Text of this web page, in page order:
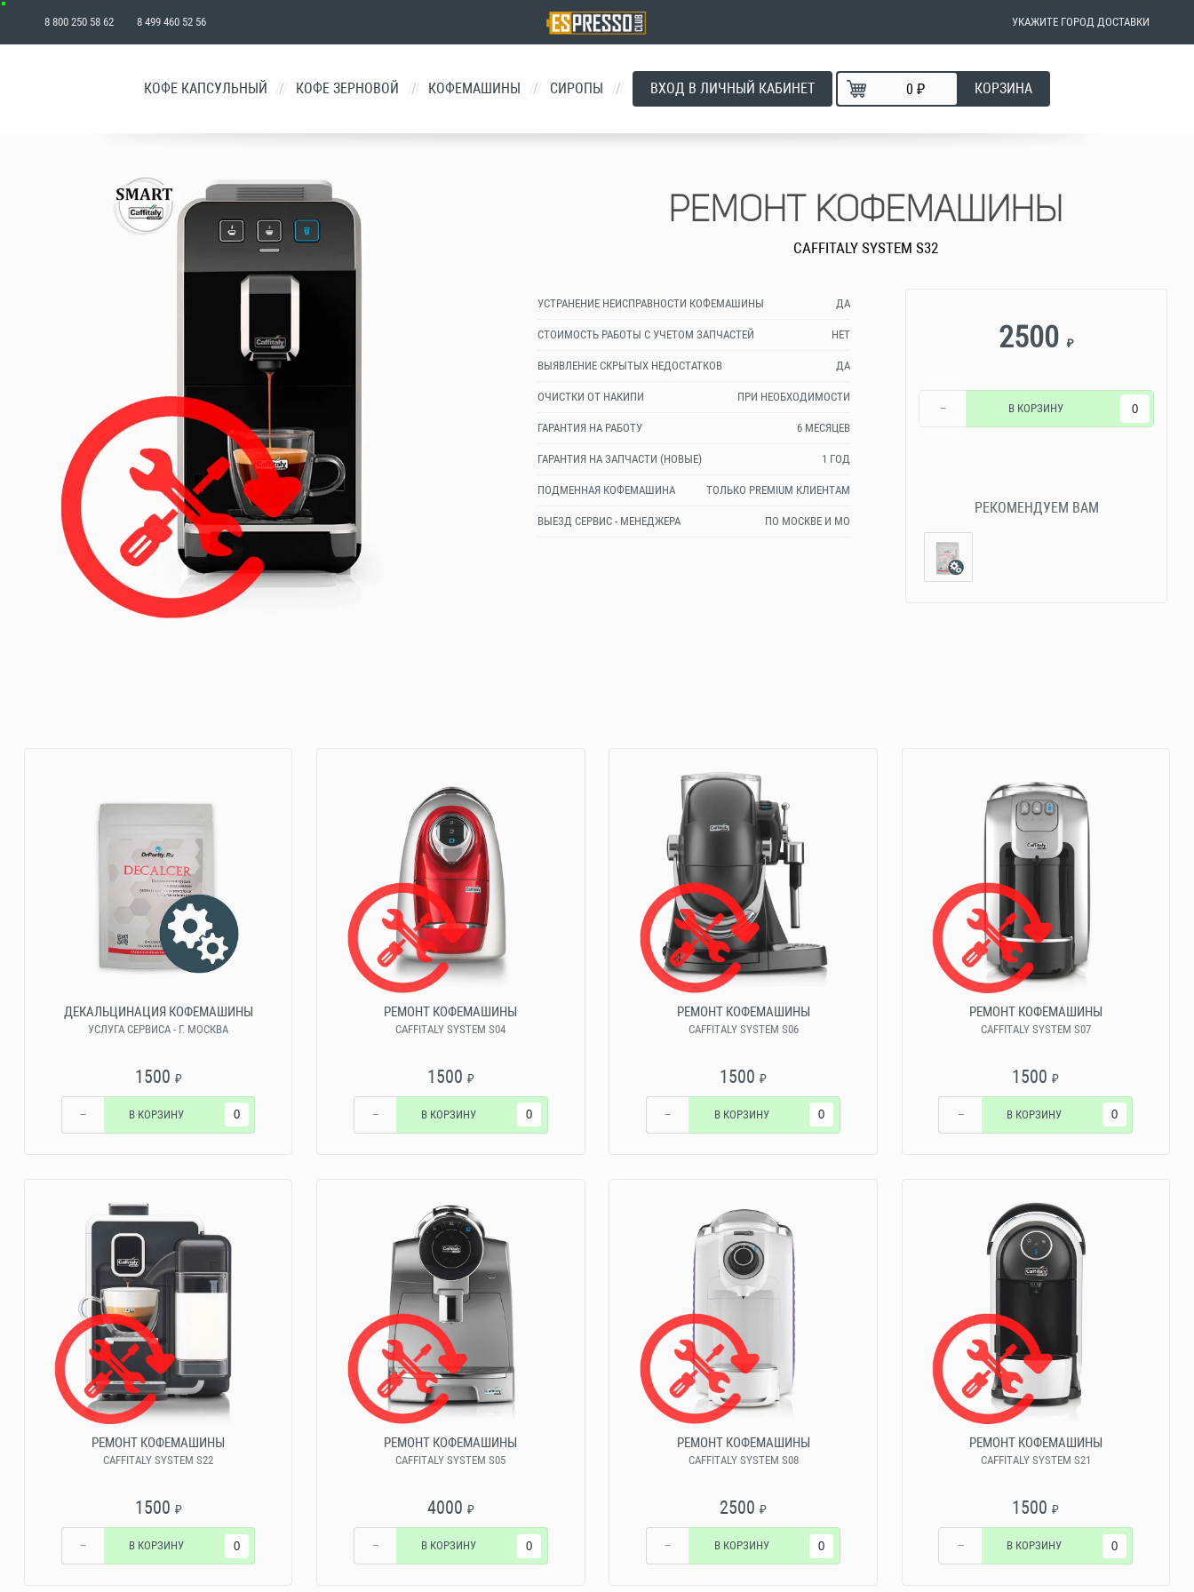
8 800 250 58 62 8 499 460 52 56 УКАЖИТЕ ГОРОД ДОСТАВКИ
КОФЕ КАПСУЛЬНЫЙ / КОФЕ ЗЕРНОВОЙ / КОФЕМАШИНЫ / СИРОПЫ / ВХОД В ЛИЧНЫЙ КАБИНЕТ ₽ КОРЗИНА
РЕМОНТ КОФЕМАШИНЫ
CAFFITALY SYSTEM S32
УСТРАНЕНИЕ НЕИСПРАВНОСТИ КОФЕМАШИНЫ ДА
СТОИМОСТЬ РАБОТЫ С УЧЕТОМ ЗАПЧАСТЕЙ НЕТ
ВЫЯВЛЕНИЕ СКРЫТЫХ НЕДОСТАТКОВ ДА
ОЧИСТКИ ОТ НАКИПИ ПРИ НЕОБХОДИМОСТИ
ГАРАНТИЯ НА РАБОТУ 6 МЕСЯЦЕВ
ГАРАНТИЯ НА ЗАПЧАСТИ (НОВЫЕ) 1 ГОД
ПОДМЕННАЯ КОФЕМАШИНА ТОЛЬКО PREMIUM КЛИЕНТАМ
ВЫЕЗД СЕРВИС - МЕНЕДЖЕРА ПО МОСКВЕ И МО
2500 ₽
− В КОРЗИНУ
РЕКОМЕНДУЕМ ВАМ
ДЕКАЛЬЦИНАЦИЯ КОФЕМАШИНЫ
УСЛУГА СЕРВИСА - Г. МОСКВА
1500 ₽
− В КОРЗИНУ
РЕМОНТ КОФЕМАШИНЫ
CAFFITALY SYSTEM S04
1500 ₽
− В КОРЗИНУ
РЕМОНТ КОФЕМАШИНЫ
CAFFITALY SYSTEM S06
1500₽
− В КОРЗИНУ
РЕМОНТ КОФЕМАШИНЫ
CAFFITALY SYSTEM S07
1500₽
− В КОРЗИНУ
РЕМОНТ КОФЕМАШИНЫ
CAFFITALY SYSTEM S22
1500 ₽
− В КОРЗИНУ
РЕМОНТ КОФЕМАШИНЫ
CAFFITALY SYSTEM S05
4000 ₽
− В КОРЗИНУ
РЕМОНТ КОФЕМАШИНЫ
CAFFITALY SYSTEM S08
2500₽
− В КОРЗИНУ
РЕМОНТ КОФЕМАШИНЫ
CAFFITALY SYSTEM S21
1500₽
− В КОРЗИНУ